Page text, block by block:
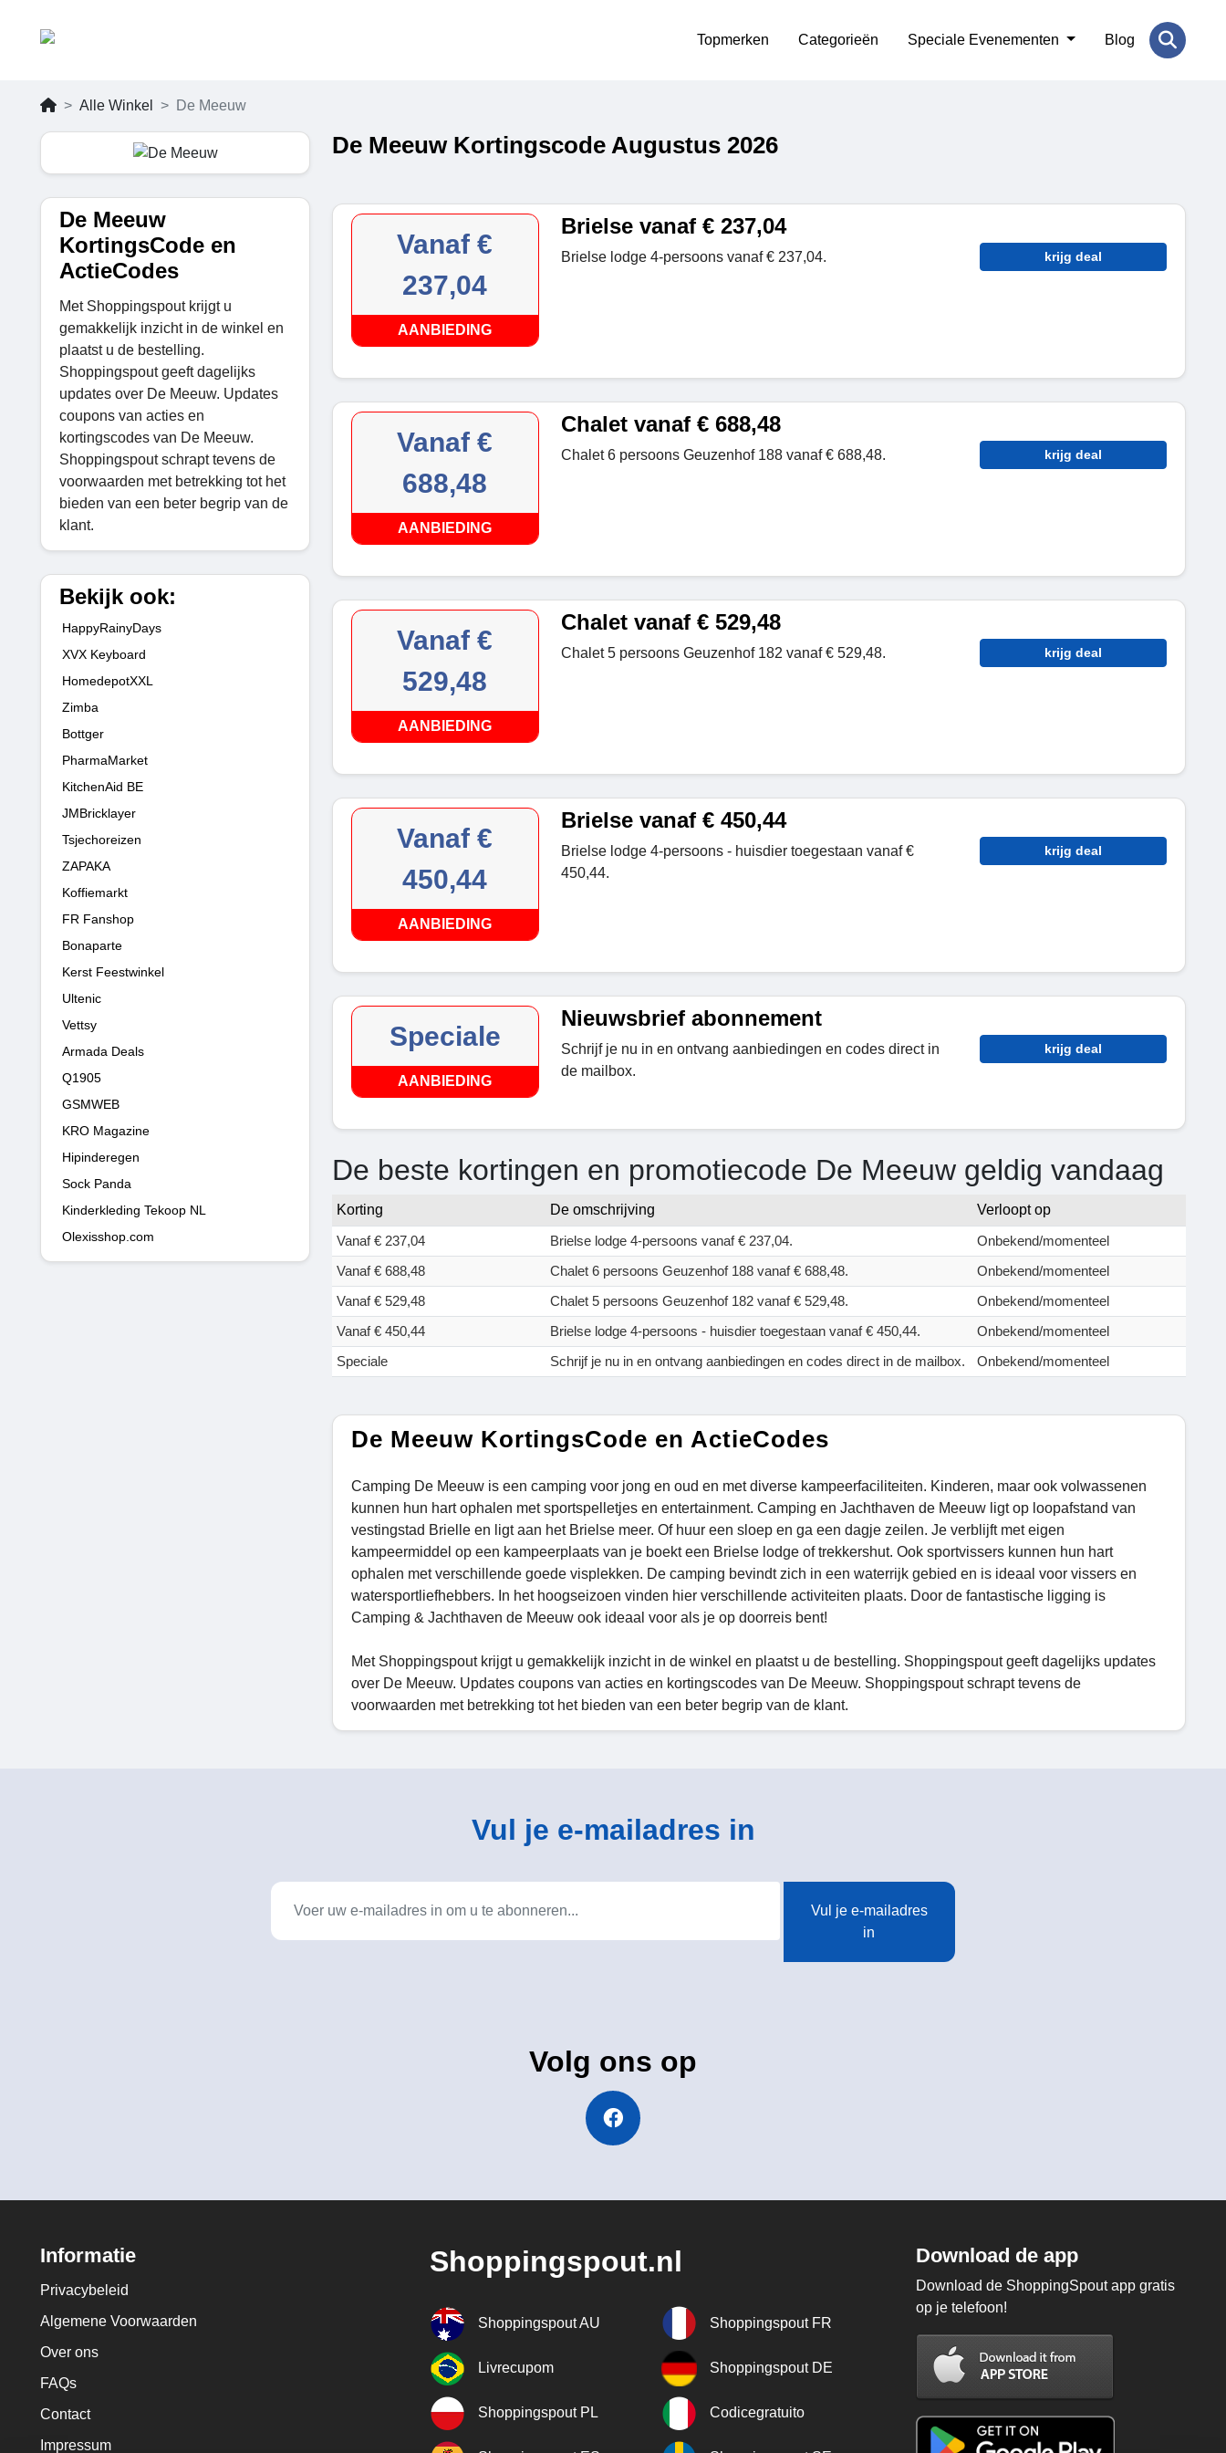
Topmerken Categorieën Speciale Evenementen Blog
Alle Winkel De Meeuw
De Meeuw
KortingsCode en
ActieCodes
Met Shoppingspout krijgt u
gemakkelijk inzicht in de winkel en
plaatst u de bestelling.
Shoppingspout geeft dagelijks
updates over De Meeuw. Updates
coupons van acties en
kortingscodes van De Meeuw.
Shoppingspout schrapt tevens de
voorwaarden met betrekking tot het
bieden van een beter begrip van de
klant.
Bekijk ook:
HappyRainyDays
XVX Keyboard
HomedepotXXL
Zimba
Bottger
PharmaMarket
KitchenAid BE
JMBricklayer
Tsjechoreizen
ZAPAKA
Koffiemarkt
FR Fanshop
Bonaparte
Kerst Feestwinkel
Ultenic
Vettsy
Armada Deals
Q1905
GSMWEB
KRO Magazine
Hipinderegen
Sock Panda
Kinderkleding Tekoop NL
Olexisshop.com
De Meeuw Kortingscode Augustus 2026
Vanaf €
237,04
AANBIEDING
Brielse vanaf € 237,04
Brielse lodge 4-persoons vanaf € 237,04. krijg deal
Vanaf €
688,48
AANBIEDING
Chalet vanaf € 688,48
Chalet 6 persoons Geuzenhof 188 vanaf € 688,48. krijg deal
Vanaf €
529,48
AANBIEDING
Chalet vanaf € 529,48
Chalet 5 persoons Geuzenhof 182 vanaf € 529,48. krijg deal
Vanaf €
450,44
AANBIEDING
Brielse vanaf € 450,44
Brielse lodge 4-persoons - huisdier toegestaan vanaf €
450,44.
krijg deal
Speciale
AANBIEDING
Nieuwsbrief abonnement
Schrijf je nu in en ontvang aanbiedingen en codes direct in
de mailbox.
krijg deal
De beste kortingen en promotiecode De Meeuw geldig vandaag
Korting De omschrijving
Verloopt op
Vanaf € 237,04
Brielse lodge 4-persoons vanaf € 237,04.
Onbekend/momenteel
Vanaf € 688,48
Chalet 6 persoons Geuzenhof 188 vanaf € 688,48.
Onbekend/momenteel
Vanaf € 529,48
Chalet 5 persoons Geuzenhof 182 vanaf € 529,48.
Onbekend/momenteel
Vanaf € 450,44
Brielse lodge 4-persoons - huisdier toegestaan vanaf € 450,44.
Onbekend/momenteel
Speciale
Schrijf je nu in en ontvang aanbiedingen en codes direct in de mailbox. Onbekend/momenteel
De Meeuw KortingsCode en ActieCodes
Camping De Meeuw is een camping voor jong en oud en met diverse kampeerfaciliteiten. Kinderen, maar ook volwassenen
kunnen hun hart ophalen met sportspelletjes en entertainment. Camping en Jachthaven de Meeuw ligt op loopafstand van
vestingstad Brielle en ligt aan het Brielse meer. Of huur een sloep en ga een dagje zeilen. Je verblijft met eigen
kampeermiddel op een kampeerplaats van je boekt een Brielse lodge of trekkershut. Ook sportvissers kunnen hun hart
ophalen met verschillende goede visplekken. De camping bevindt zich in een waterrijk gebied en is ideaal voor vissers en
watersportliefhebbers. In het hoogseizoen vinden hier verschillende activiteiten plaats. Door de fantastische ligging is
Camping & Jachthaven de Meeuw ook ideaal voor als je op doorreis bent!
Met Shoppingspout krijgt u gemakkelijk inzicht in de winkel en plaatst u de bestelling. Shoppingspout geeft dagelijks updates
over De Meeuw. Updates coupons van acties en kortingscodes van De Meeuw. Shoppingspout schrapt tevens de
voorwaarden met betrekking tot het bieden van een beter begrip van de klant.
Vul je e-mailadres in
Vul je e-mailadres
in
Volg ons op
Informatie
Privacybeleid
Algemene Voorwaarden
Over ons
FAQs
Contact
Impressum
Shoppingspout.nl
Shoppingspout AU Shoppingspout FR
Livrecupom Shoppingspout DE
Shoppingspout PL Codicegratuito
Download de app
Download de ShoppingSpout app gratis
op je telefoon!